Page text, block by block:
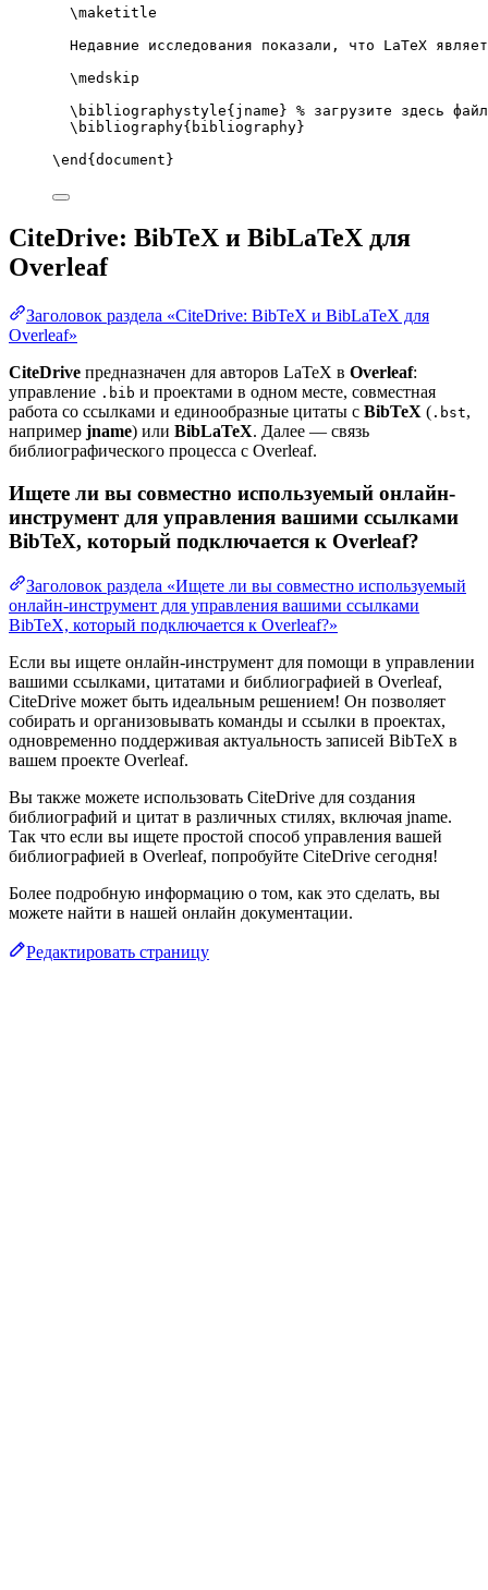
\maketitle
Недавние исследования показали, что LaTeX
\medskip
\bibliographystyle{jname} % загрузите здесь
\bibliography{bibliography}
\end { document }
CiteDrive: BibTeX и BibLaTeX для
Overleaf
Заголовок раздела «CiteDrive: BibTeX и BibLaTeX для
Overleaf»
CiteDrive предназначен для авторов LaTeX в Overleaf:
управление .bib и проектами в одном месте, совместная
работа со ссылками и единообразные цитаты с BibTeX ( .bst,
например jname) или BibLaTeX. Далее — связь
библиографического процесса с Overleaf.
Ищете ли вы совместно используемый онлайн-
инструмент для управления вашими ссылками
BibTeX, который подключается к Overleaf?
Заголовок раздела «Ищете ли вы совместно используемый
онлайн-инструмент для управления вашими ссылками
BibTeX, который подключается к Overleaf?»
Если вы ищете онлайн-инструмент для помощи в управлении
вашими ссылками, цитатами и библиографией в Overleaf,
CiteDrive может быть идеальным решением! Он позволяет
собирать и организовывать команды и ссылки в проектах,
одновременно поддерживая актуальность записей BibTeX в
вашем проекте Overleaf.
Вы также можете использовать CiteDrive для создания
библиографий и цитат в различных стилях, включая jname.
Так что если вы ищете простой способ управления вашей
библиографией в Overleaf, попробуйте CiteDrive сегодня!
Более подробную информацию о том, как это сделать, вы
можете найти в нашей онлайн документации.
Редактировать страницу